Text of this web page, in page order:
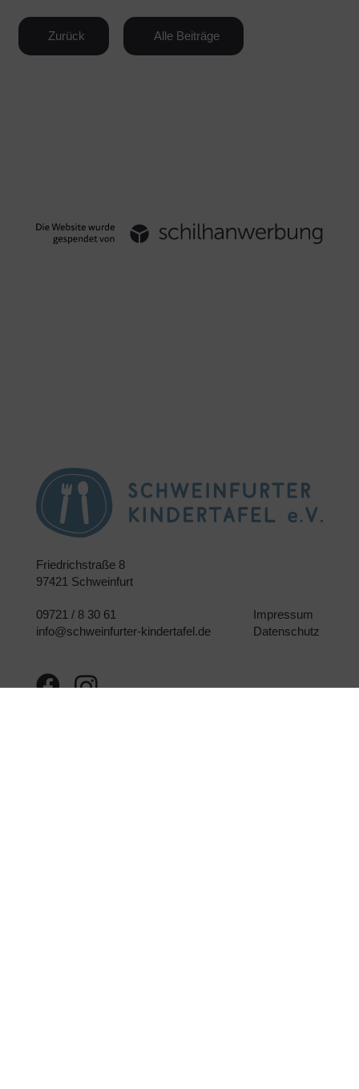
Zurück Alle Beiträge
Friedrichstraße 8
97421 Schweinfurt
09721 / 8 30 61
info@schweinfurter-kindertafel.de
Impressum
Datenschutz